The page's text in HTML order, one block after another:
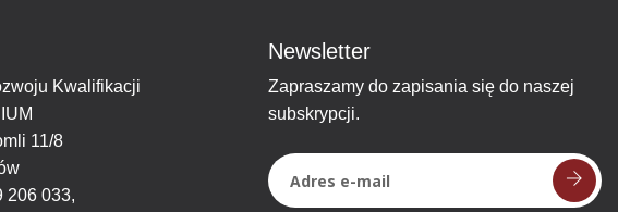
Kwalifikacji
11/8
206 033,
Newsletter
Zapraszamy do zapisania się do naszej
subskrypcji.